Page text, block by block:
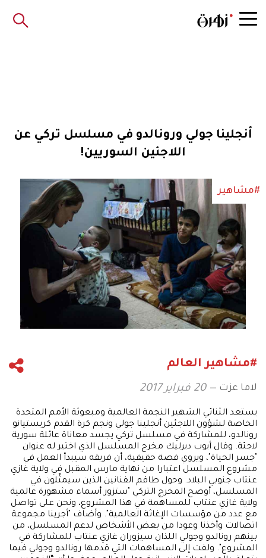
أنجلينا جولي ورونالدو في مسلسل تركي عن
اللاجئين السوريين!
#مشاهير
#مشاهير العالم
لاما عزت 20 فبراير 2017
يستعد الثنائي الشهير النجمة العالمية ومبعوثة الأمم المتحدة
الخاصة لشؤون اللاجئين أنجلينا جولي ونجم كرة القدم كريستيانو
رونالدو، للمشاركة في مسلسل تركي يجسد معاناة عائلة سورية
لاجئة. وقال أيوب ديرليك مخرج المسلسل الذي اختير له عنوان
"جسر الحياة"، ويروي قصة حقيقية، أن فريقه سيبدأ العمل في
مشروع المسلسل اعتبارا من نهاية مارس المقبل في ولاية غازي
عنتاب جنوبي البلاد. وحول طاقم الفنانين الذين سيمثّلون في
المسلسل، أوضح المخرج التركي "ستزور أسماء مشهورة عالمية
ولاية غازي عنتاب للمساهمة في هذا المشروع، ونحن على تواصل
مع عدد من مؤسسات الإغاثة العالمية". وأضاف "أجرينا مجموعة
اتصالات وأخذنا وعودا من بعض الأشخاص لدعم المسلسل، من
بينهم رونالدو وجولي اللذان سيزوران غازي عنتاب للمشاركة في
المشروع". ولفت إلى المساهمات التي قدمها رونالدو وجولي فيما